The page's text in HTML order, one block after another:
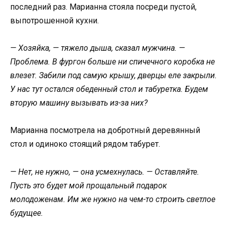
последний раз. Марианна стояла посреди пустой,
выпотрошенной кухни.
— Хозяйка, — тяжело дыша, сказал мужчина. —
Проблема. В фургон больше ни спичечного коробка не
влезет. Забили под самую крышу, дверцы еле закрыли.
У нас тут остался обеденный стол и табуретка. Будем
вторую машину вызывать из-за них?
Марианна посмотрела на добротный деревянный
стол и одиноко стоящий рядом табурет.
— Нет, не нужно, — она усмехнулась. — Оставляйте.
Пусть это будет мой прощальный подарок
молодоженам. Им же нужно на чем-то строить светлое
будущее.